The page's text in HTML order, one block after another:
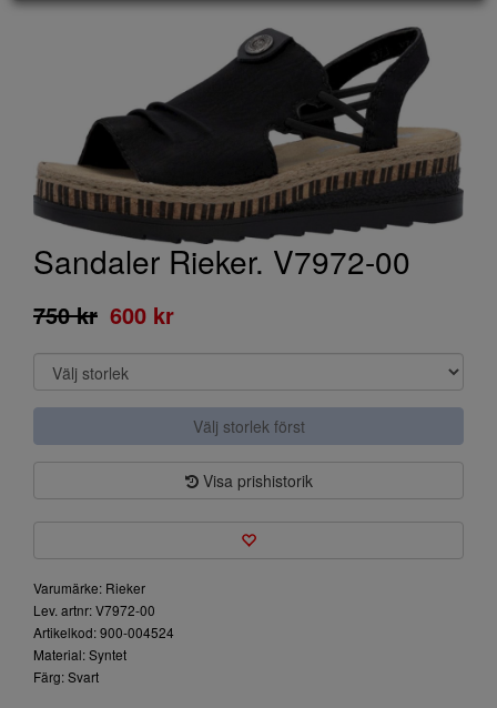
Sandaler Rieker. V7972-00
750 kr 600 kr
Välj storlek först
Visa prishistorik
Varumärke: Rieker
Lev. artnr: V7972-00
Artikelkod: 900-004524
Material: Syntet
Färg: Svart